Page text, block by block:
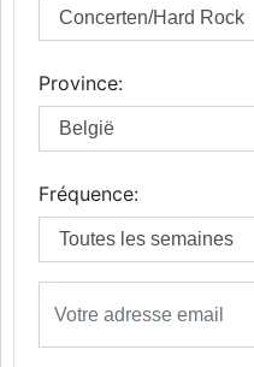
Province:
Fréquence: